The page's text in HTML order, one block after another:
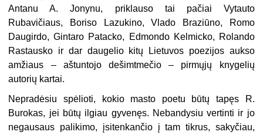
Antanu A. Jonynu, priklauso tai pačiai Vytauto
Rubavičiaus, Boriso Lazukino, Vlado Braziūno, Romo
Daugirdo, Gintaro Patacko, Edmondo Kelmicko, Rolando
Rastausko ir dar daugelio kitų Lietuvos poezijos aukso
amžiaus – aštuntojo dešimtmečio – pirmųjų knygelių
autorių kartai.
Nepradėsiu spėlioti, kokio masto poetu būtų tapęs R.
Burokas, jei būtų ilgiau gyvenęs. Nebandysiu vertinti ir jo
negausaus palikimo, įsitenkančio į tam tikrus, sakyčiau,